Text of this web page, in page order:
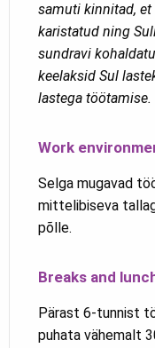
samuti kinnitad, et
karistatud ning
sundravi
keelaksid Sul
lastega töötamise.
Work
Selga mugavad
mittelibiseva
põlle.
Breaks and
Pärast 6-tunnist
puhata vähemalt